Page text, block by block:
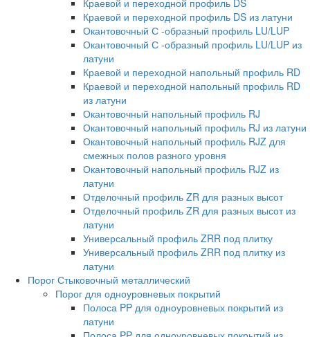
Краевой и переходной профиль DS
Краевой и переходной профиль DS из латуни
Окантовочный С -образный профиль LU/LUP
Окантовочный С -образный профиль LU/LUP из
латуни
Краевой и переходной напольный профиль RD
Краевой и переходной напольный профиль RD
из латуни
Окантовочный напольный профиль RJ
Окантовочный напольный профиль RJ из латуни
Окантовочный напольный профиль RJZ для
смежных полов разного уровня
Окантовочный напольный профиль RJZ из
латуни
Отделочный профиль ZR для разных высот
Отделочный профиль ZR для разных высот из
латуни
Универсальный профиль ZRR под плитку
Универсальный профиль ZRR под плитку из
латуни
Порог Стыковочный металлический
Порог для одноуровневых покрытий
Полоса PP для одноуровневых покрытий из
латуни